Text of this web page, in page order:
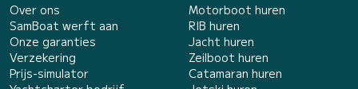
Over ons
SamBoat werft aan
Onze garanties
Verzekering
Prijs-simulator
Motorboot huren
RIB huren
Jacht huren
Zeilboot huren
Catamaran huren